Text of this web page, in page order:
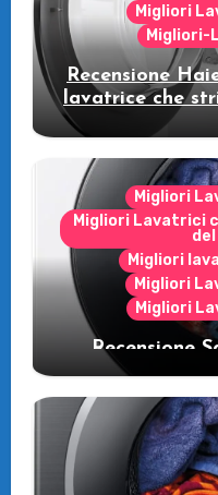
Migliori
Recensione
lavatrice che
Migliori
Migliori Lavatrici
Migliori
Migliori
Migliori
Recensione
intelligente